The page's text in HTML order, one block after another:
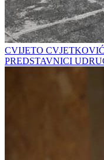
CVIJETO
PREDSTAVNICI